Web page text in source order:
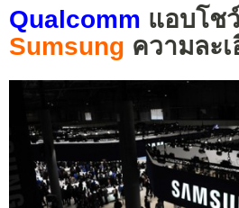
Qualcomm แอบโช
Sumsung ความละ